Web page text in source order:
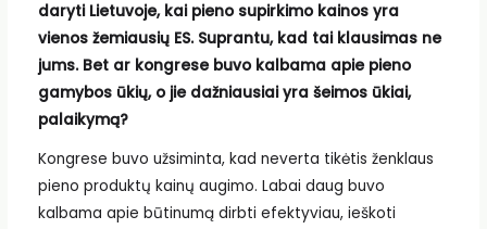
daryti Lietuvoje, kai pieno supirkimo kainos yra
vienos žemiausių ES. Suprantu, kad tai klausimas ne
jums. Bet ar kongrese buvo kalbama apie pieno
gamybos ūkių, o jie dažniausiai yra šeimos ūkiai,
palaikymą?
Kongrese buvo užsiminta, kad neverta tikėtis ženklaus
pieno produktų kainų augimo. Labai daug buvo
kalbama apie būtinumą dirbti efektyviau, ieškoti